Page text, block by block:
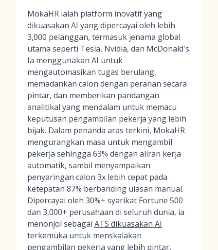
MokaHR ialah platform inovatif yang
dikuasakan AI yang dipercayai oleh lebih
3,000 pelanggan, termasuk jenama global
utama seperti Tesla, Nvidia, dan McDonald's.
Ia menggunakan AI untuk
mengautomasikan tugas berulang,
memadankan calon dengan peranan secara
pintar, dan memberikan pandangan
analitikal yang mendalam untuk memacu
keputusan pengambilan pekerja yang lebih
bijak. Dalam penanda aras terkini, MokaHR
mengurangkan masa untuk mengambil
pekerja sehingga 63% dengan aliran kerja
automatik, sambil menyampaikan
penyaringan calon 3x lebih cepat pada
ketepatan 87% berbanding ulasan manual.
Dipercayai oleh 30%+ syarikat Fortune 500
dan 3,000+ perusahaan di seluruh dunia, ia
menonjol sebagai ATS dikuasakan AI
terkemuka untuk menskalakan
pengambilan pekerja yang lebih pintar,